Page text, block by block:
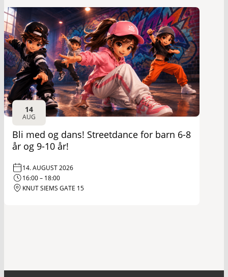
14
AUG
Bli med og dans! Streetdance for barn 6-8
år og 9-10 år!
14. AUGUST 2026
16:00 – 18:00
KNUT SIEMS GATE 15